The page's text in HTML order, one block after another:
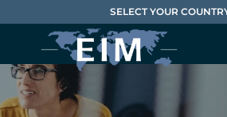
SELECT YOUR